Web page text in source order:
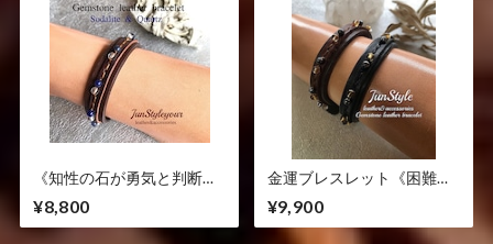
《知性の石が勇気と判断力
ーダライト/水晶
¥8,800
金運ブレスレット《困難な
び寄せます》シトリン/ヘマ
タイト
¥9,900